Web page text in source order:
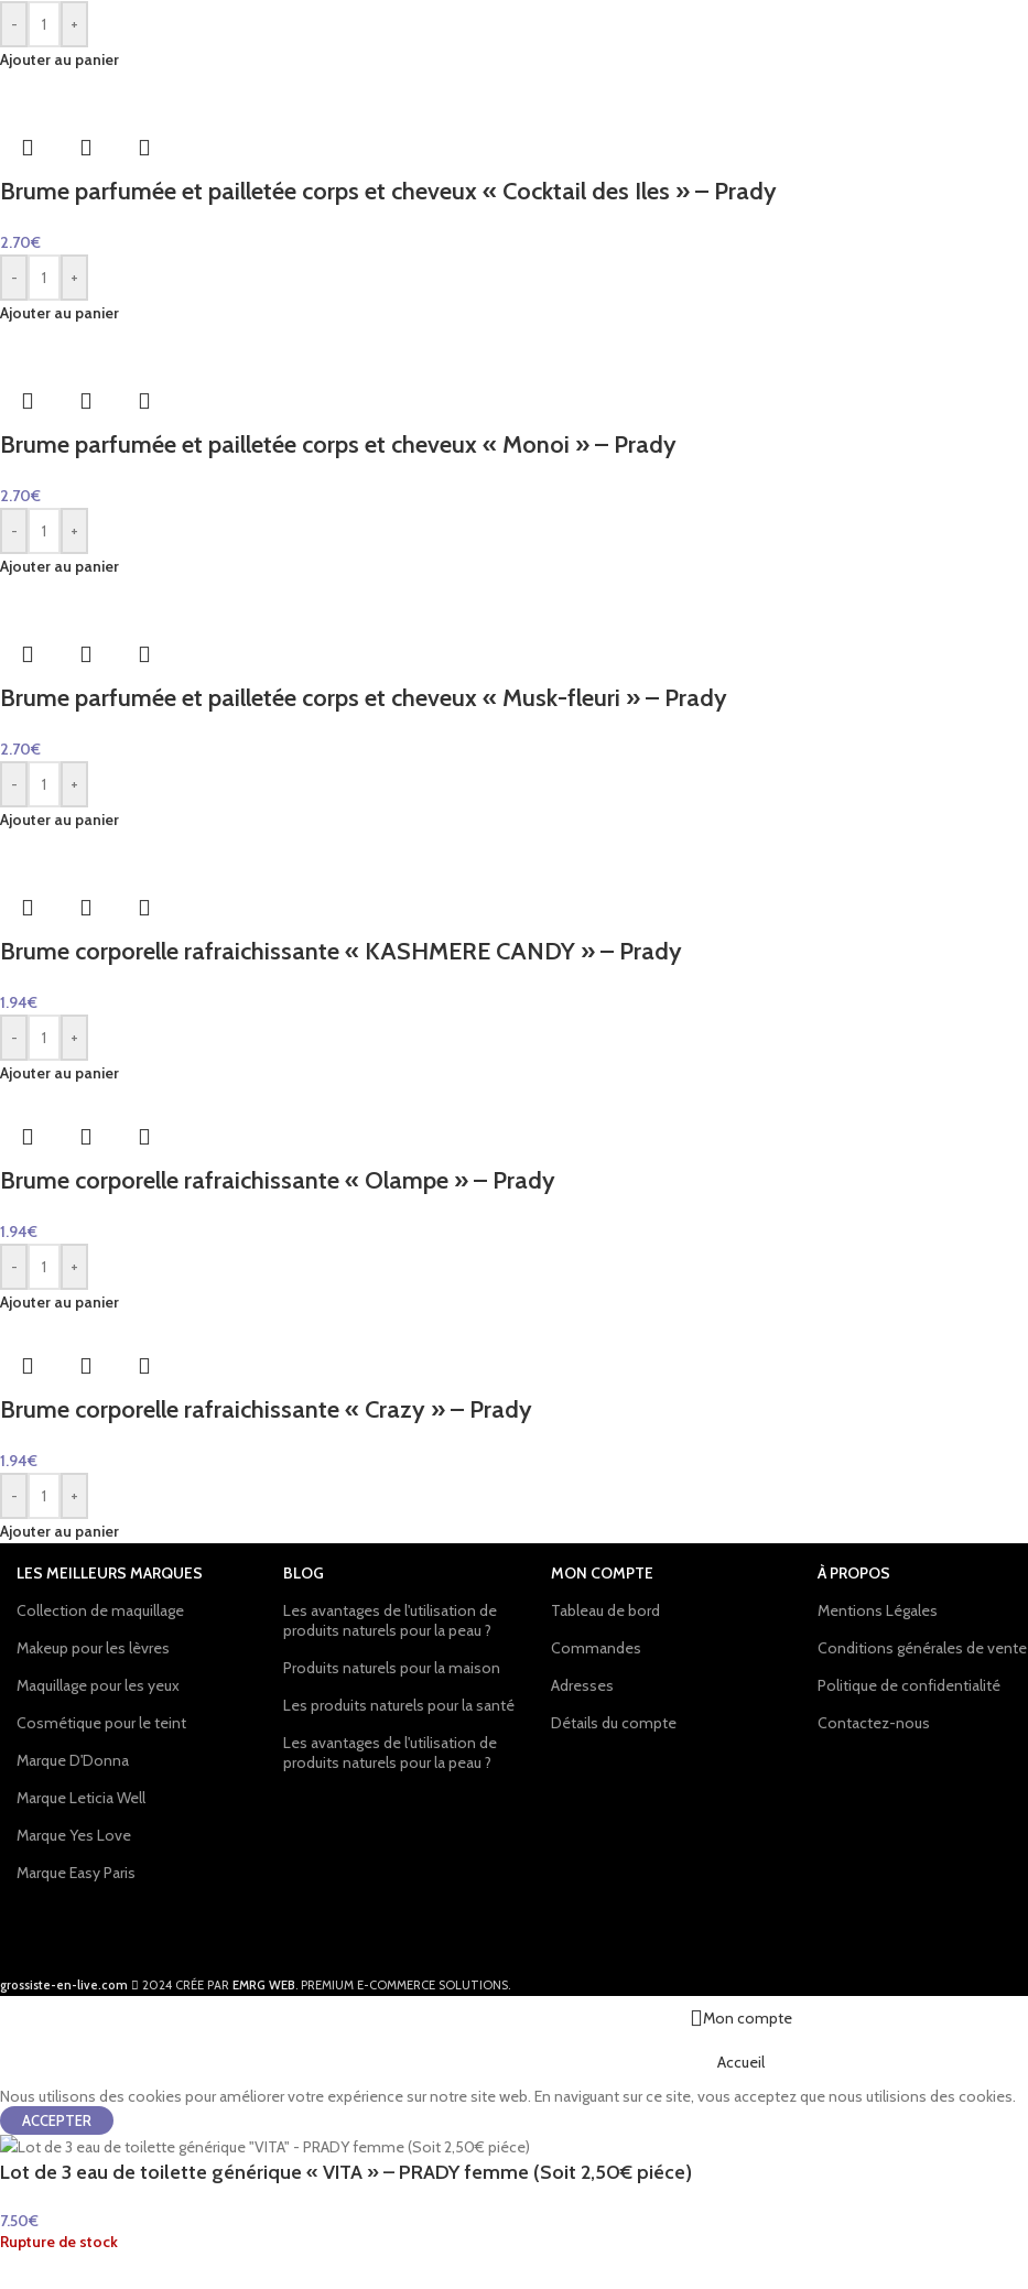
-
+
Ajouter au panier
Brume parfumée et pailletée corps et cheveux « Cocktail des Iles » – Prady
2.70€
-
+
Ajouter au panier
Brume parfumée et pailletée corps et cheveux « Monoi » – Prady
2.70€
-
+
Ajouter au panier
Brume parfumée et pailletée corps et cheveux « Musk-fleuri » – Prady
2.70€
-
+
Ajouter au panier
Brume corporelle rafraichissante « KASHMERE CANDY » – Prady
1.94€
-
+
Ajouter au panier
Brume corporelle rafraichissante « Olampe » – Prady
1.94€
-
+
Ajouter au panier
Brume corporelle rafraichissante « Crazy » – Prady
1.94€
-
+
Ajouter au panier
LES MEILLEURS MARQUES
Collection de maquillage
Makeup pour les lèvres
Maquillage pour les yeux
Cosmétique pour le teint
Marque D'Donna
Marque Leticia Well
Marque Yes Love
Marque Easy Paris
BLOG
Les avantages de l'utilisation de
produits naturels pour la peau ?
Produits naturels pour la maison
Les produits naturels pour la santé
Les avantages de l'utilisation de
produits naturels pour la peau ?
MON COMPTE
Tableau de bord
Commandes
Adresses
Détails du compte
À PROPOS
Mentions Légales
Conditions générales de vente
Politique de confidentialité
Contactez-nous
grossiste-en-live.com 2024 CRÉE PAR EMRG WEB. PREMIUM E-COMMERCE SOLUTIONS.
Mon compte
Accueil
Nous utilisons des cookies pour améliorer votre expérience sur notre site web. En naviguant sur ce site, vous acceptez que nous utilisions des cookies.
ACCEPTER
Lot de 3 eau de toilette générique « VITA » – PRADY femme (Soit 2,50€ piéce)
7.50€
Rupture de stock